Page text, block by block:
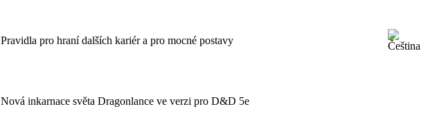
Pravidla pro hraní dalších kariér a pro mocné postavy
Nová inkarnace světa Dragonlance ve verzi pro D&D 5e